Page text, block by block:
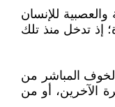
للإنسان
إذ تدخل منذ تلك
المباشر من
الآخرين، أو من